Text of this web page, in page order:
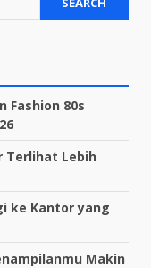
Fashion 80s
Terlihat Lebih
ke Kantor yang
Makin